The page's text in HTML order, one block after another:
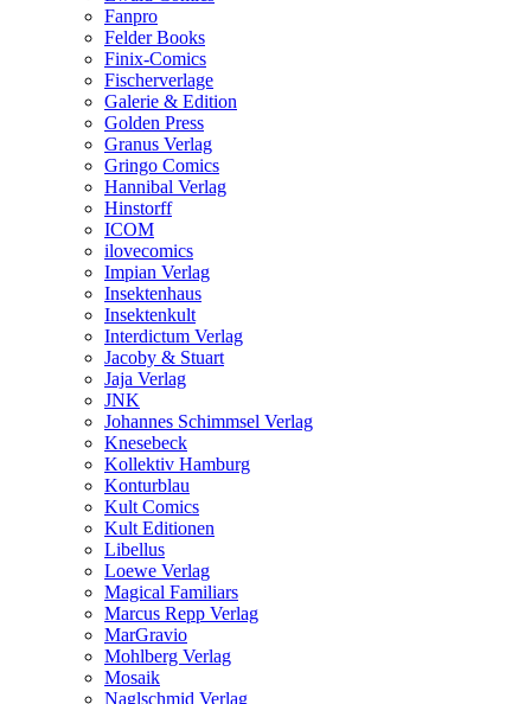
Fanpro
Felder Books
Finix-Comics
Fischerverlage
Galerie & Edition
Golden Press
Granus Verlag
Gringo Comics
Hannibal Verlag
Hinstorff
ICOM
ilovecomics
Impian Verlag
Insektenhaus
Insektenkult
Interdictum Verlag
Jacoby & Stuart
Jaja Verlag
JNK
Johannes Schimmsel Verlag
Knesebeck
Kollektiv Hamburg
Konturblau
Kult Comics
Kult Editionen
Libellus
Loewe Verlag
Magical Familiars
Marcus Repp Verlag
MarGravio
Mohlberg Verlag
Mosaik
Naglschmid Verlag